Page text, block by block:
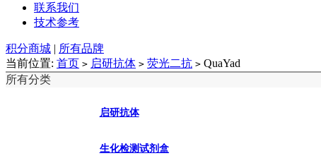
联系我们
技术参考
积分商城 | 所有品牌
当前位置: 首页 > 启研抗体 > 荧光二抗 > QuaYad
所有分类
启研抗体
生化检测试剂盒